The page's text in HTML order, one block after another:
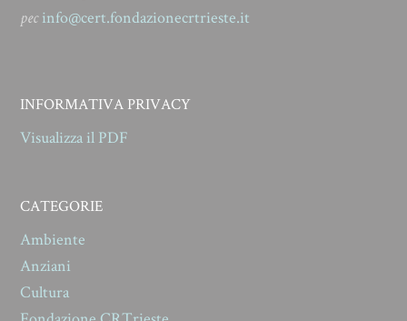
pecinfo@cert.fondazionecrtrieste.it
INFORMATIVA PRIVACY
Visualizza il PDF
CATEGORIE
Ambiente
Anziani
Cultura